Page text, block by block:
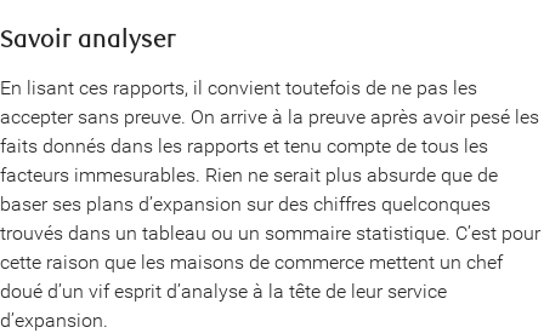
Savoir analyser
En lisant ces rapports, il convient toutefois de ne pas les
accepter sans preuve. On arrive à la preuve après avoir pesé les
faits donnés dans les rapports et tenu compte de tous les
facteurs immesurables. Rien ne serait plus absurde que de
baser ses plans d’expansion sur des chiffres quelconques
trouvés dans un tableau ou un sommaire statistique. C’est pour
cette raison que les maisons de commerce mettent un chef
doué d’un vif esprit d’analyse à la tête de leur service
d’expansion.